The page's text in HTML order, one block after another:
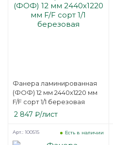
Фанера ламинированная
(ФОФ) 12 мм 2440х1220 мм
F/F сорт 1/1 березовая
2 847 ₽/лист
Есть в наличии
Арт.: 100515